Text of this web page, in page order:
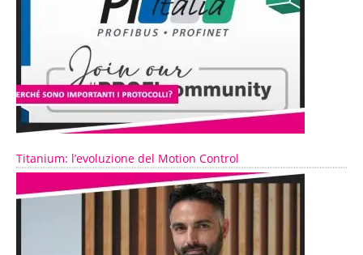
Titanium: l’evoluzione del Motion Control